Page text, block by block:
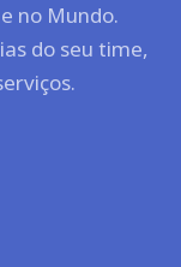
no Mundo.
do seu time,